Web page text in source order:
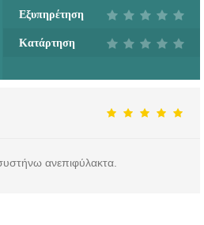
ΛΟΓΟΥ - doctors4u.gr
Εξυπηρέτηση
Κατάρτηση
ανεπιφύλακτα.